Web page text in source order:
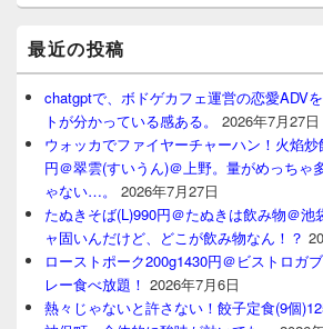
最近の投稿
chatgptで、ボドゲカフェ運営の恋愛ADV
トが分かっている感ある。
2026年7月27日
ウォッカでファイヤーチャーハン！火焰
円＠翠雲(すいうん)＠上野。量がめっちゃ
ゃない…。
2026年7月27日
たぬきそば(L)990円＠たぬきは飲み物＠池
ャ固いんだけど、どこが飲み物なん！？
ローストポーク200g1430円＠ビストロガ
レー食べ放題！ 2026年7月6日
熱々じゃないと許さない！餃子定食(9個